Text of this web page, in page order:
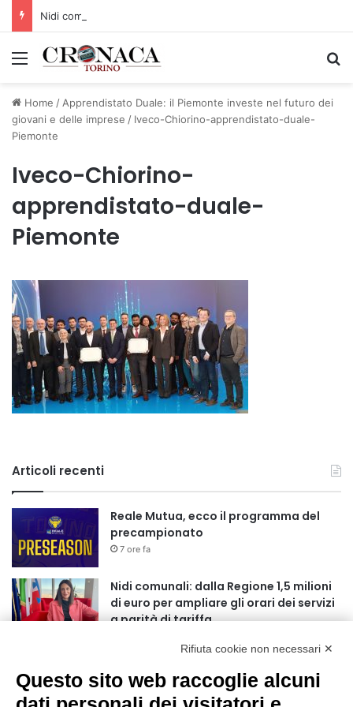
Menu
Home /Apprendistato Duale: il Piemonte investe nel futuro dei
giovani e delle imprese / Iveco-Chiorino-apprendistato-duale-
Piemonte
Iveco-Chiorino-
apprendistato-duale-
Piemonte
Articoli recenti
Reale Mutua, ecco il programma del
precampionato
7 ore fa
Nidi comunali: dalla Regione 1,5 milioni
di euro per ampliare gli orari dei servizi
a parità di tariffa
collegamenti verso la collina
11 ore fa
Rifiuta cookie non necessari ✕
Questo sito web raccoglie alcuni